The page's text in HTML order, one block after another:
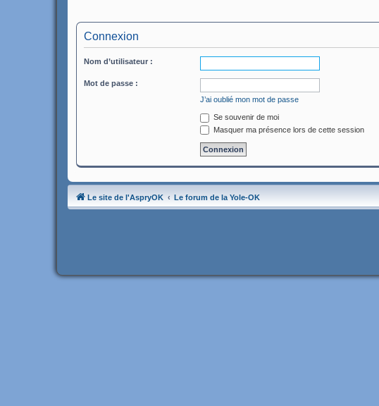
Connexion
Nom d’utilisateur :
Mot de passe :
J’ai oublié mon mot de passe
Se souvenir de moi
Masquer ma présence lors de cette session
Le site de l'AspryOK Le forum de la Yole-OK